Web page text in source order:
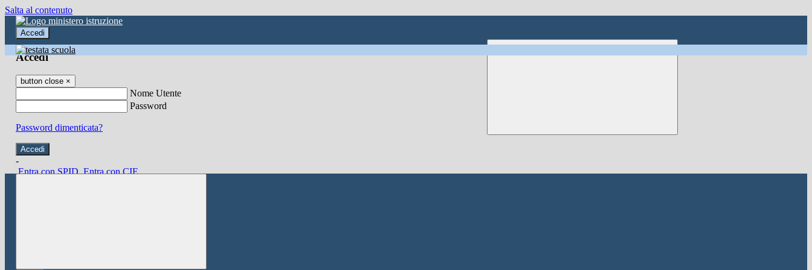
Salta al contenuto
Accedi
Accedi
button close ×
Nome Utente
Password
Password dimenticata?
-
Entra con SPID Entra con CIE
button close ×